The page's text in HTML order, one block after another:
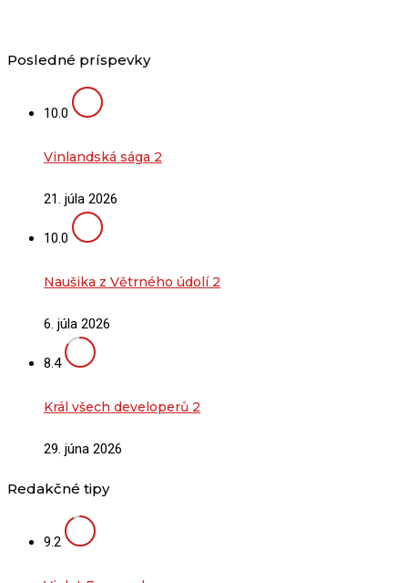
Posledné príspevky
10.0
Vinlandská sága 2
21. júla 2026
10.0
Naušika z Větrného údolí 2
6. júla 2026
8.4
Král všech developerů 2
29. júna 2026
Redakčné tipy
9.2